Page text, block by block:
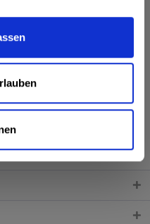
Traube-Kirsch 20 x 0,5l
Städten, Orten und